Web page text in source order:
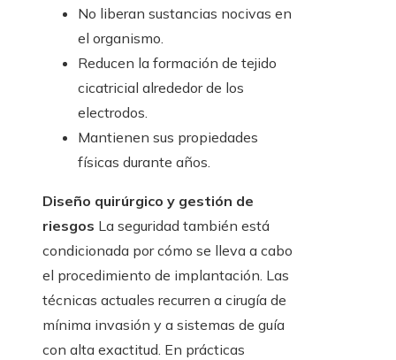
No liberan sustancias nocivas en
el organismo.
Reducen la formación de tejido
cicatricial alrededor de los
electrodos.
Mantienen sus propiedades
físicas durante años.
Diseño quirúrgico y gestión de
riesgos La seguridad también está
condicionada por cómo se lleva a cabo
el procedimiento de implantación. Las
técnicas actuales recurren a cirugía de
mínima invasión y a sistemas de guía
con alta exactitud. En prácticas